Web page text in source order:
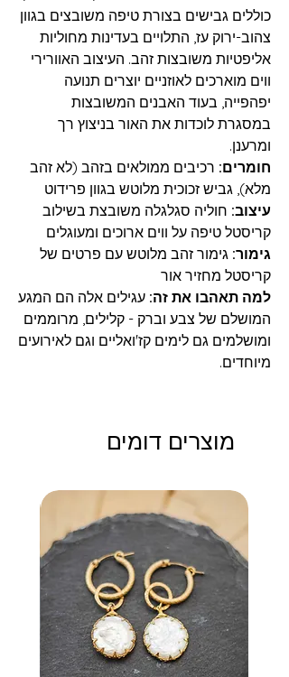
כוללים גבישים בצורת טיפה משובצים בגוון
צהוב-ירוק עז, התלויים בעדינות מחוליות
אליפטיות משובצות זהב. העיצוב האוורירי
ווים מוארכים לאוזניים יוצרים תנועה
יפהפייה, בעוד האבנים המשובצות
במסגרת לוכדות את האור בניצוץ רך
ומרענן.
חומרים: רכיבים ממולאים בזהב (לא זהב
מלא), גביש זכוכית מלוטש בגוון פרידוט
עיצוב: חוליה סגלגלה משובצת בשילוב
קריסטל טיפה על ווים ארוכים ומעוגלים
גימור: גימור זהב מלוטש עם פרטים של
קריסטל מחזיר אור
למה תאהבו את זה: עגילים אלה הם המגע
המושלם של צבע וברק - קלילים, מרוממים
ומושלמים גם לימים קז'ואליים וגם לאירועים
מיוחדים.
מוצרים דומים